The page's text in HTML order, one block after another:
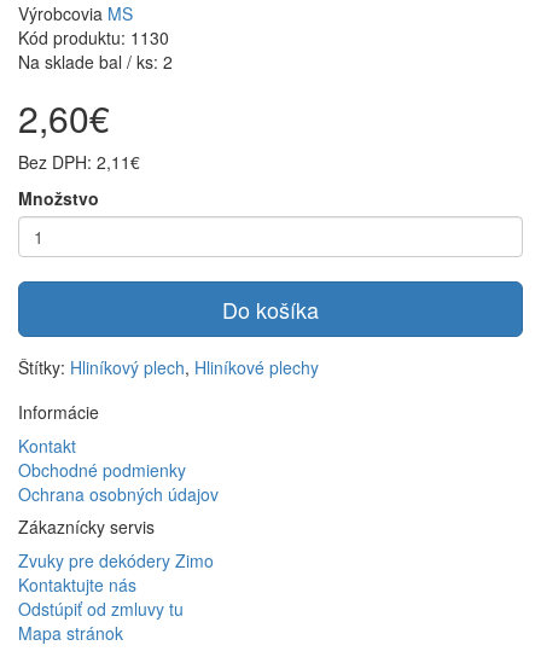
Výrobcovia MS
Kód produktu: 1130
Na sklade bal / ks: 2
2,60€
Bez DPH: 2,11€
Množstvo
Do košíka
Štítky: Hliníkový plech, Hliníkové plechy
Informácie
Kontakt
Obchodné podmienky
Ochrana osobných údajov
Zákaznícky servis
Zvuky pre dekódery Zimo
Kontaktujte nás
Odstúpiť od zmluvy tu
Mapa stránok